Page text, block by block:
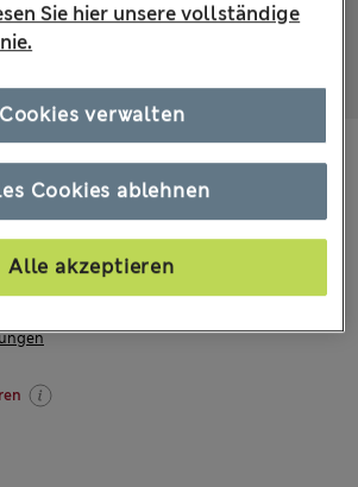
Sie hier unsere vollständige
Cookies ablehnen
Alle akzeptieren
Cookies verwalten